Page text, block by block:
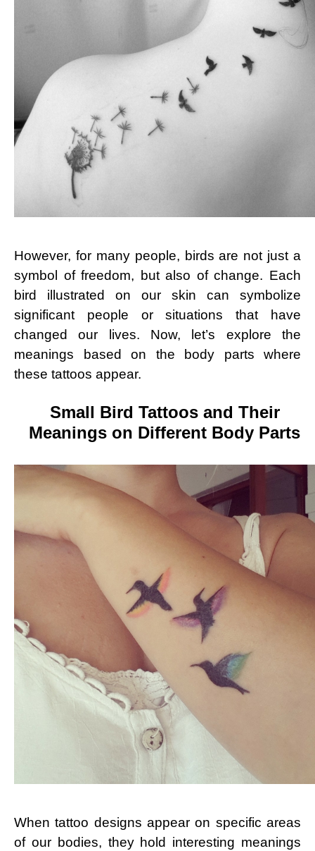
However, for many people, birds are not just a
symbol of freedom, but also of change. Each
bird illustrated on our skin can symbolize
significant people or situations that have
changed our lives. Now, let’s explore the
meanings based on the body parts where
these tattoos appear.
Small Bird Tattoos and Their
Meanings on Different Body Parts
When tattoo designs appear on specific areas
of our bodies, they hold interesting meanings